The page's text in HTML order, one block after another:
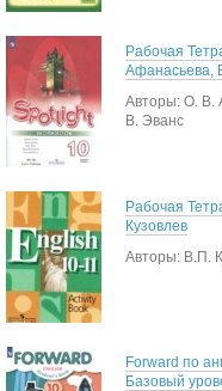
Рабочая
Афанасьева,
Авторы: О. В.
В. Эванс
Рабочая
Кузовлев
Авторы: В.П.
Forward по
Базовый